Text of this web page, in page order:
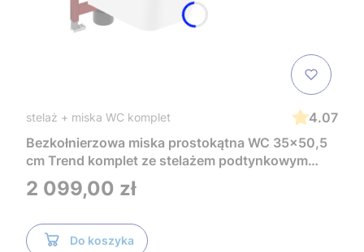
stelaż + miska WC komplet
4.07
Bezkołnierzowa miska prostokątna WC 35x50,5
cm Trend komplet ze stelażem podtynkowym
Tece i czarnym przyciskiem TeceNow
TR2216+Tece
Cena
2 099,00 zł
Do koszyka